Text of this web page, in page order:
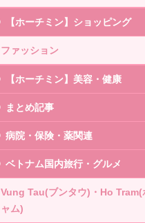
【ホーチミン】ショッピング
ファッション
【ホーチミン】美容・健康
まとめ記事
病院・保険・薬関連
ベトナム国内旅行・グルメ
Vung Tau(ブンタウ)・Ho Tram(
ャム)